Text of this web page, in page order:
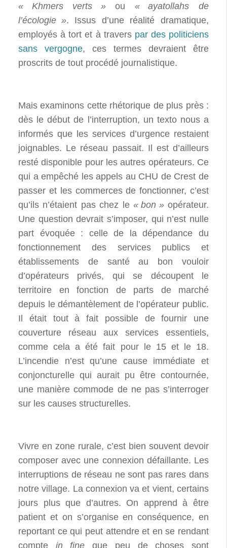
«
Khmers verts »ou «
ayatollahs de
l’écologie ». Issus d’une réalité dramatique,
employés à tort et à travers par des politiciens
sans vergogne, ces termes devraient être
proscrits de tout procédé journalistique.
Mais examinons cette rhétorique de plus près :
dès le début de l’interruption, un texto nous a
informés que les services d’urgence restaient
joignables. Le réseau passait. Il est d’ailleurs
resté disponible pour les autres opérateurs. Ce
qui a empêché les appels au CHU de Crest de
passer et les commerces de fonctionner, c’est
qu’ils n’étaient pas chez le « bon »opérateur.
Une question devrait s’imposer, qui n’est nulle
part évoquée : celle de la dépendance du
fonctionnement des services publics et
établissements de santé au bon vouloir
d’opérateurs privés, qui se découpent le
territoire en fonction de parts de marché
depuis le démantèlement de l’opérateur public.
Il était tout à fait possible de fournir une
couverture réseau aux services essentiels,
comme cela a été fait pour le 15 et le 18.
L’incendie n’est qu’une cause immédiate et
conjoncturelle qui aurait pu être contournée,
une manière commode de ne pas s’interroger
sur les causes structurelles.
Vivre en zone rurale, c’est bien souvent devoir
composer avec une connexion défaillante. Les
interruptions de réseau ne sont pas rares dans
notre village. La connexion va et vient, certains
jours plus que d’autres. On apprend à être
patient et on s’organise en conséquence, en
reportant ce qui peut attendre et en se rendant
compte in fine que peu de choses sont